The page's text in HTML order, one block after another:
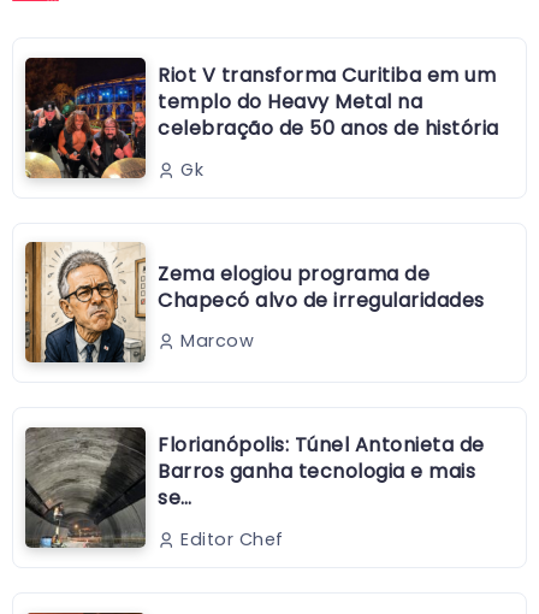
Riot V transforma Curitiba em um
templo do Heavy Metal na
celebração de 50 anos de história
Gk
Zema elogiou programa de
Chapecó alvo de irregularidades
Marcow
Florianópolis: Túnel Antonieta de
Barros ganha tecnologia e mais
se…
Editor Chef